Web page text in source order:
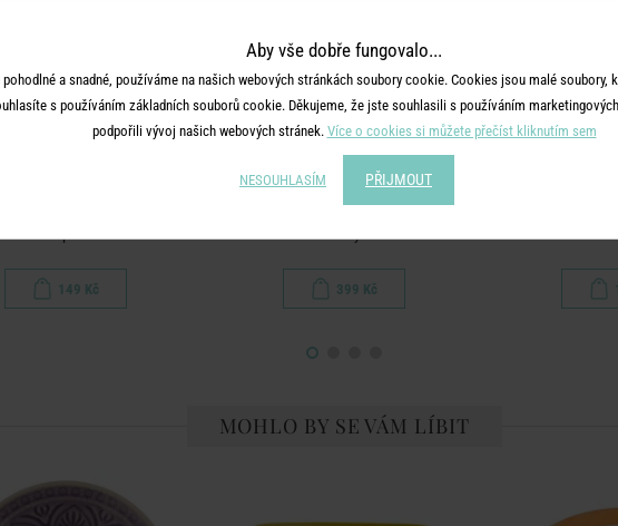
149 Kč
BOOGY SPLASH
399 Kč
MOHLO BY SE VÁM LÍBIT
Aby vše dobře fungovalo...
a snadné, používáme na našich webových stránkách soubory cookie. Cookies jsou malé
s používáním základních souborů cookie. Děkujeme, že jste souhlasili s používáním
podpořili vývoj našich webových stránek. Více o cookies si můžete přečíst kliknutím sem
NESOUHLASÍM PŘIJMOUT